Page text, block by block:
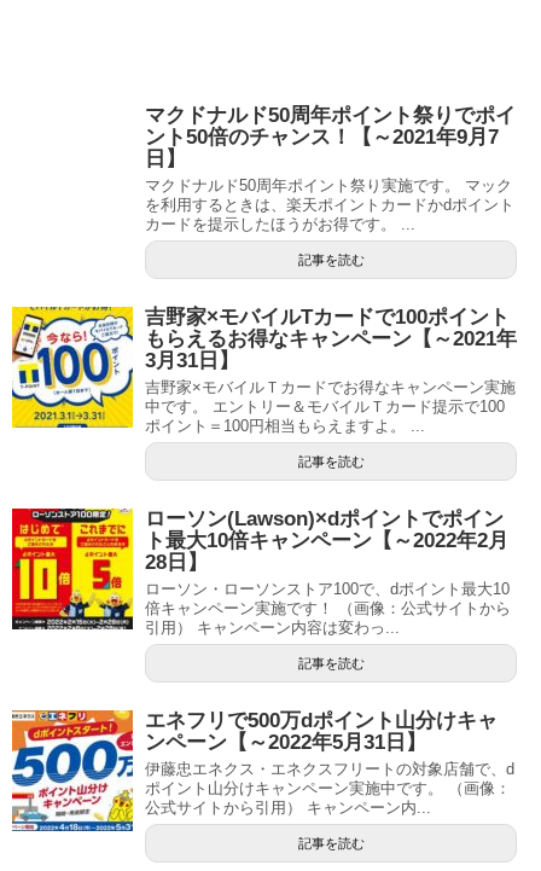
マクドナルド50周年ポイント祭りでポイ
ント50倍のチャンス！【～2021年9月7
日】
マクドナルド50周年ポイント祭り実施です。 マック
を利用するときは、楽天ポイントカードかdポイント
カードを提示したほうがお得です。 ...
記事を読む
吉野家×モバイルTカードで100ポイント
もらえるお得なキャンペーン【～2021年
3月31日】
吉野家×モバイルＴカードでお得なキャンペーン実施
中です。 エントリー＆モバイルＴカード提示で100
ポイント＝100円相当もらえますよ。 ...
記事を読む
ローソン(Lawson)×dポイントでポイン
ト最大10倍キャンペーン【～2022年2月
28日】
ローソン・ローソンストア100で、dポイント最大10
倍キャンペーン実施です！ （画像：公式サイトから
引用） キャンペーン内容は変わっ...
記事を読む
エネフリで500万dポイント山分けキャ
ンペーン【～2022年5月31日】
伊藤忠エネクス・エネクスフリートの対象店舗で、d
ポイント山分けキャンペーン実施中です。 （画像：
公式サイトから引用） キャンペーン内...
記事を読む